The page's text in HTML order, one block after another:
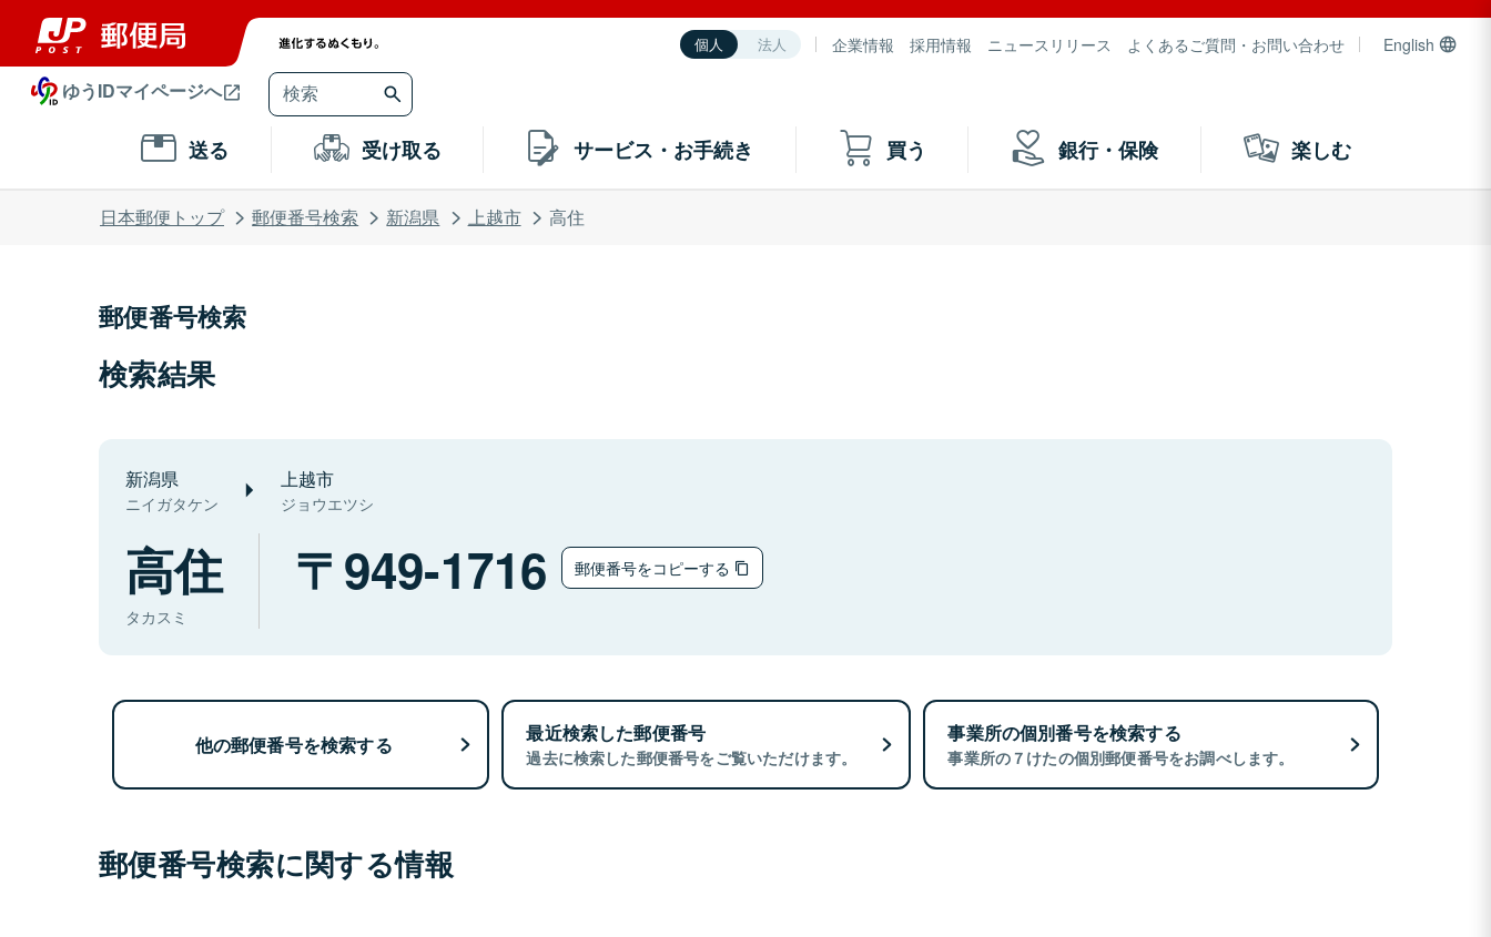
個人 法人 企業情報 採用情報 ニュースリリース よくあるご質問・お問い合わせ English
ゆうIDマイページへ
送る 受け取る サービス・お手続き 買う 銀行・保険 楽しむ
日本郵便トップ 郵便番号検索 新潟県 上越市 高住
郵便番号検索
検索結果
新潟県
ニイガタケン
上越市
ジョウエツシ
高住
タカスミ
949-1716 郵便番号をコピーする
他の郵便番号を検索する 最近検索した郵便番号
過去に検索した郵便番号をご覧いただけます。
事業所の個別番号を検索する
事業所の７けたの個別郵便番号をお調べします。
郵便番号検索に関する情報